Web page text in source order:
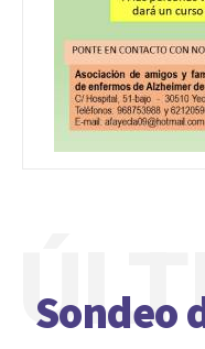
Sondeo